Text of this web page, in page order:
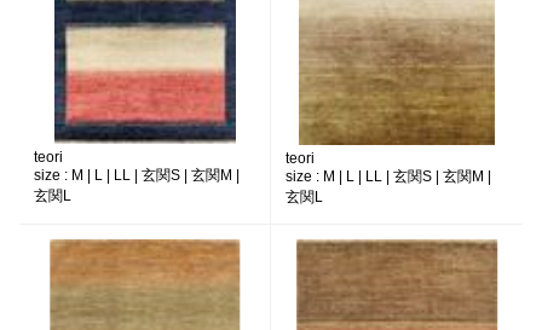
teori
size : M | L | LL | 玄関S | 玄関M |
玄関L
teori
size : M | L | LL | 玄関S | 玄関M |
玄関L